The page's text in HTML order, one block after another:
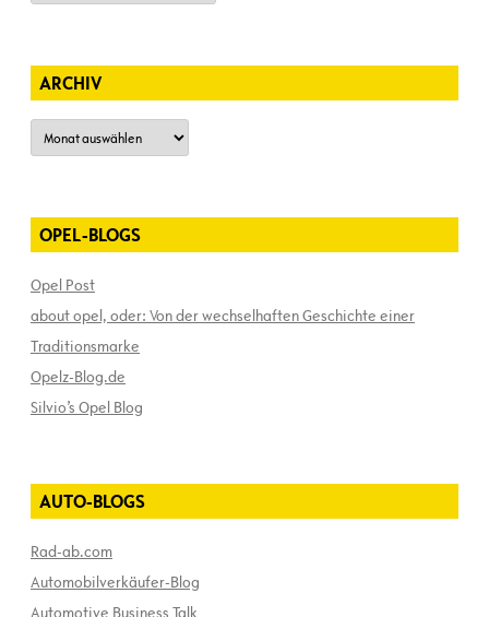
ARCHIV
Archiv
OPEL-BLOGS
Opel Post
about opel, oder: Von der wechselhaften Geschichte einer
Traditionsmarke
Opelz-Blog.de
Silvio’s Opel Blog
AUTO-BLOGS
Rad-ab.com
Automobilverkäufer-Blog
Automotive Business Talk